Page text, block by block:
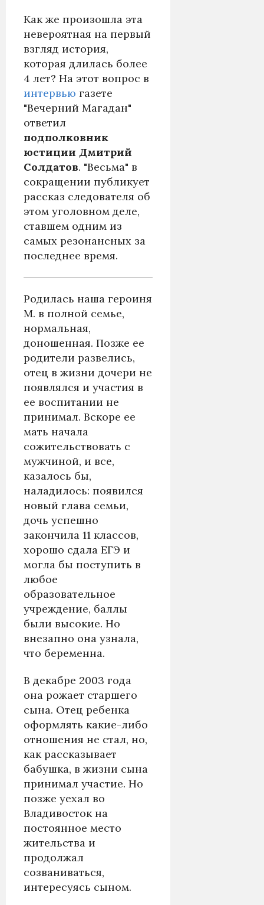
Как же произошла эта
невероятная на первый
взгляд история,
которая длилась более
4 лет? На этот вопрос в
интервью газете
"Вечерний Магадан"
ответил
подполковник
юстиции Дмитрий
Солдатов. "Весьма" в
сокращении публикует
рассказ следователя об
этом уголовном деле,
ставшем одним из
самых резонансных за
последнее время.
Родилась наша героиня
М. в полной семье,
нормальная,
доношенная. Позже ее
родители развелись,
отец в жизни дочери не
появлялся и участия в
ее воспитании не
принимал. Вскоре ее
мать начала
сожительствовать с
мужчиной, и все,
казалось бы,
наладилось: появился
новый глава семьи,
дочь успешно
закончила 11 классов,
хорошо сдала ЕГЭ и
могла бы поступить в
любое
образовательное
учреждение, баллы
были высокие. Но
внезапно она узнала,
что беременна.
В декабре 2003 года
она рожает старшего
сына. Отец ребенка
оформлять какие-либо
отношения не стал, но,
как рассказывает
бабушка, в жизни сына
принимал участие. Но
позже уехал во
Владивосток на
постоянное место
жительства и
продолжал
созваниваться,
интересуясь сыном.